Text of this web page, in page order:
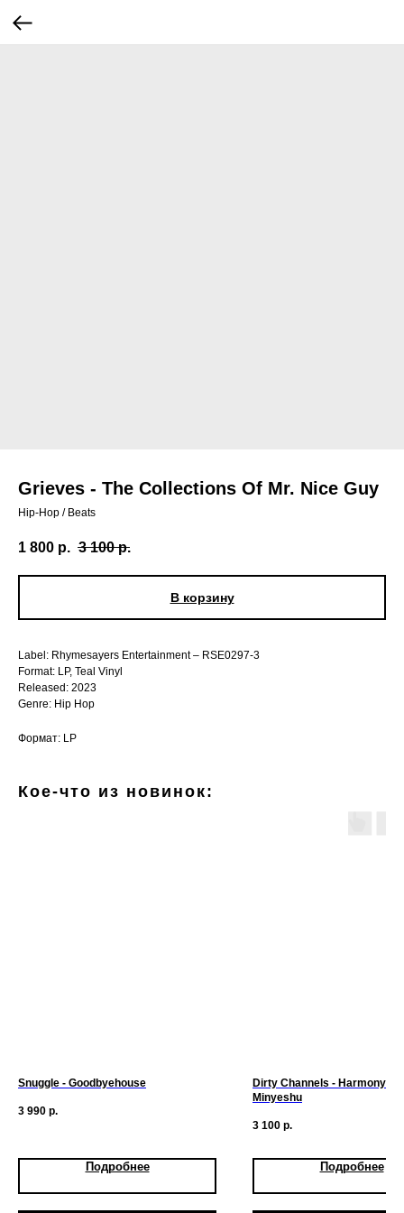
Grieves - The Collections Of Mr. Nice Guy
Hip-Hop / Beats
1 800 р. 3 100 р.
В корзину
Label: Rhymesayers Entertainment – RSE0297-3
Format: LP, Teal Vinyl
Released: 2023
Genre: Hip Hop
Формат: LP
Кое-что из новинок:
Snuggle - Goodbyehouse
3 990 р.
Подробнее
Dirty Channels - Harmony
Minyeshu
3 100 р.
Подробнее